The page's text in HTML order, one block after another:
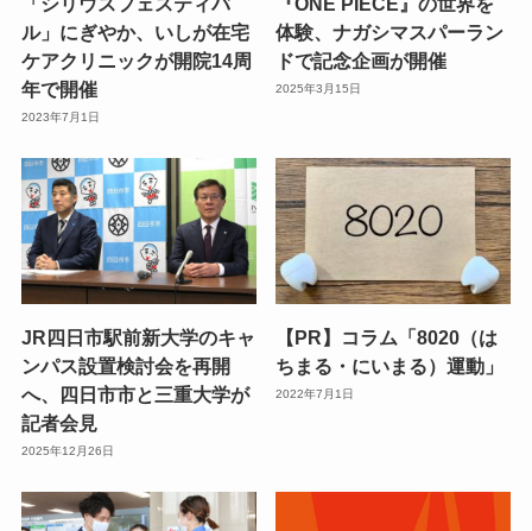
ル」にぎやか、いしが在宅
ケアクリニックが開院14周
年で開催
2023年7月1日
体験、ナガシマスパーラン
ドで記念企画が開催
2025年3月15日
JR四日市駅前新大学のキャ
ンパス設置検討会を再開
へ、四日市市と三重大学が
記者会見
2025年12月26日
【PR】コラム「8020（は
ちまる・にいまる）運動」
2022年7月1日